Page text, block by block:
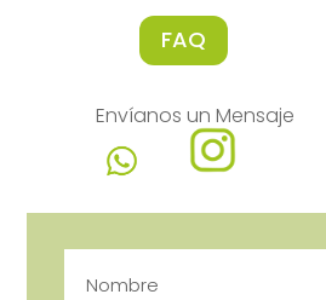
FAQ
Envíanos un Mensaje